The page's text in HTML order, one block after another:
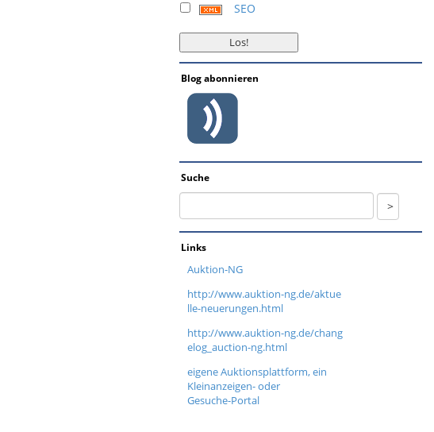
SEO
Blog abonnieren
Suche
Links
Auktion-NG
http://www.auktion-ng.de/aktue
lle-neuerungen.html
http://www.auktion-ng.de/chang
elog_auction-ng.html
eigene Auktionsplattform, ein
Kleinanzeigen- oder
Gesuche-Portal